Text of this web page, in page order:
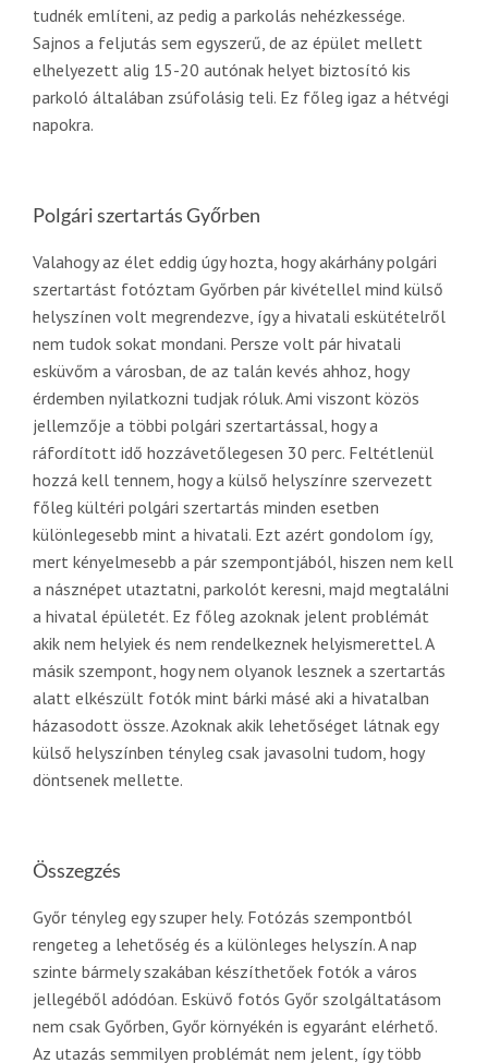
tudnék említeni, az pedig a parkolás nehézkessége.
Sajnos a feljutás sem egyszerű, de az épület mellett
elhelyezett alig 15-20 autónak helyet biztosító kis
parkoló általában zsúfolásig teli. Ez főleg igaz a hétvégi
napokra.
Polgári szertartás Győrben
Valahogy az élet eddig úgy hozta, hogy akárhány polgári
szertartást fotóztam Győrben pár kivétellel mind külső
helyszínen volt megrendezve, így a hivatali eskütételről
nem tudok sokat mondani. Persze volt pár hivatali
esküvőm a városban, de az talán kevés ahhoz, hogy
érdemben nyilatkozni tudjak róluk. Ami viszont közös
jellemzője a többi polgári szertartással, hogy a
ráfordított idő hozzávetőlegesen 30 perc. Feltétlenül
hozzá kell tennem, hogy a külső helyszínre szervezett
főleg kültéri polgári szertartás minden esetben
különlegesebb mint a hivatali. Ezt azért gondolom így,
mert kényelmesebb a pár szempontjából, hiszen nem kell
a násznépet utaztatni, parkolót keresni, majd megtalálni
a hivatal épületét. Ez főleg azoknak jelent problémát
akik nem helyiek és nem rendelkeznek helyismerettel. A
másik szempont, hogy nem olyanok lesznek a szertartás
alatt elkészült fotók mint bárki másé aki a hivatalban
házasodott össze. Azoknak akik lehetőséget látnak egy
külső helyszínben tényleg csak javasolni tudom, hogy
döntsenek mellette.
Összegzés
Győr tényleg egy szuper hely. Fotózás szempontból
rengeteg a lehetőség és a különleges helyszín. A nap
szinte bármely szakában készíthetőek fotók a város
jellegéből adódóan. Esküvő fotós Győr szolgáltatásom
nem csak Győrben, Győr környékén is egyaránt elérhető.
Az utazás semmilyen problémát nem jelent, így több